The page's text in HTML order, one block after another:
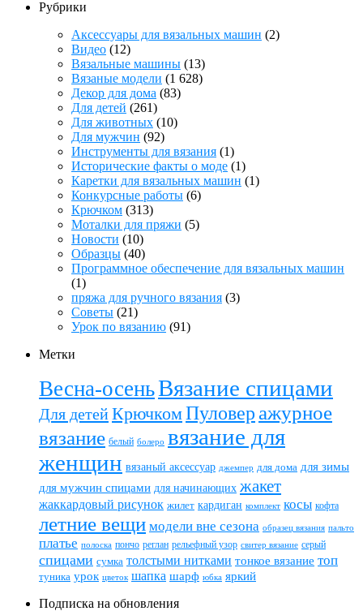
Рубрики
Аксессуары для вязальных машин (2)
Видео (12)
Вязальные машины (13)
Вязаные модели (1 628)
Декор для дома (83)
Для детей (261)
Для животных (10)
Для мужчин (92)
Инструменты для вязания (1)
Исторические факты о моде (1)
Каретки для вязальных машин (1)
Конкурсные работы (6)
Крючком (313)
Моталки для пряжи (5)
Новости (10)
Образцы (40)
Программное обеспечение для вязальных машин
(1)
пряжа для ручного вязания (3)
Советы (21)
Урок по вязанию (91)
Метки
Весна-осеньВязание спицами
Для детейКрючкомПуловер ажурное
вязание белый болеро вязание для
женщин вязаный аксессуар джемпер для дома для зимы
для мужчин спицами для начинающих жакет
жаккардовый рисунок жилет кардиган комплект косы кофта
летние вещи модели вне сезона образец вязания пальто
платье полоска пончо реглан рельефный узор свитер вязание серый
спицами сумка толстыми нитками тонкое вязание топ
туника урок цветок шапка шарф юбка яркий
Подписка на обновления